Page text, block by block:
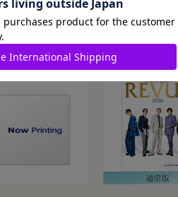
こんな商品も見て